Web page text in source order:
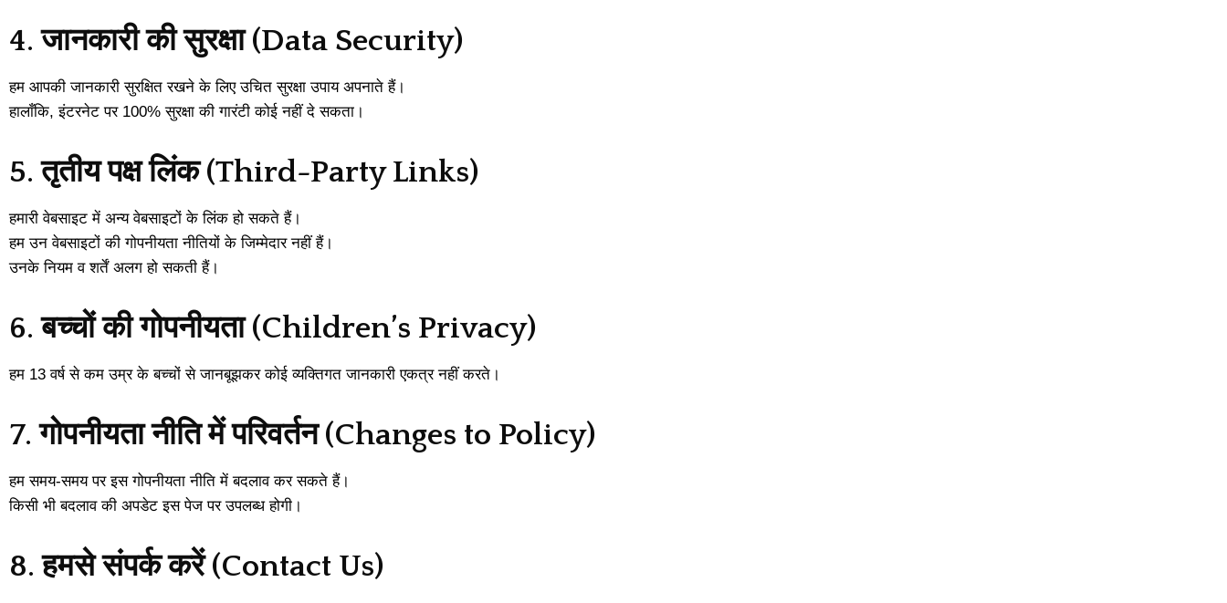
4. जानकारी की सुरक्षा (Data Security)
हम आपकी जानकारी सुरक्षित रखने के लिए उचित सुरक्षा उपाय अपनाते हैं।
हालाँकि, इंटरनेट पर 100% सुरक्षा की गारंटी कोई नहीं दे सकता।
5. तृतीय पक्ष लिंक (Third-Party Links)
हमारी वेबसाइट में अन्य वेबसाइटों के लिंक हो सकते हैं।
हम उन वेबसाइटों की गोपनीयता नीतियों के जिम्मेदार नहीं हैं।
उनके नियम व शर्तें अलग हो सकती हैं।
6. बच्चों की गोपनीयता (Children’s Privacy)
हम 13 वर्ष से कम उम्र के बच्चों से जानबूझकर कोई व्यक्तिगत जानकारी एकत्र नहीं करते।
7. गोपनीयता नीति में परिवर्तन (Changes to Policy)
हम समय-समय पर इस गोपनीयता नीति में बदलाव कर सकते हैं।
किसी भी बदलाव की अपडेट इस पेज पर उपलब्ध होगी।
8. हमसे संपर्क करें (Contact Us)